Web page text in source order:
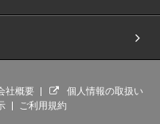
社概要
個人情報の取扱い
ご利用規約